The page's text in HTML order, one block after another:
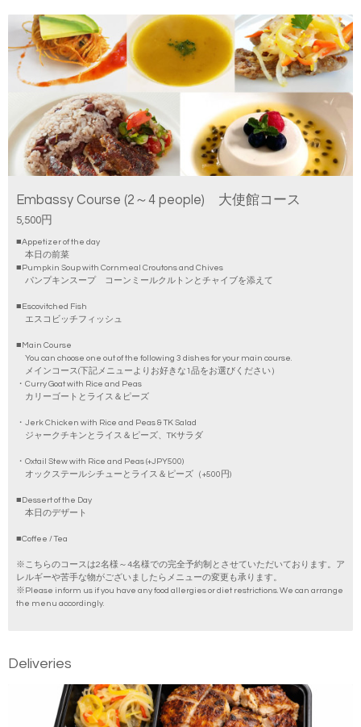
Embassy Course (2～4 people) 大使館コース
5,500円
■Appetizer of the day
本日の前菜
■Pumpkin Soup with Cornmeal Croutons and Chives
パンプキンスープ コーンミールクルトンとチャイブを添えて
■Escovitched Fish
エスコビッチフィッシュ
■Main Course
You can choose one out of the following 3 dishes for your main course.
メインコース(下記メニューよりお好きな1品をお選びください）
・Curry Goat with Rice and Peas
カリーゴートとライス＆ピーズ
・Jerk Chicken with Rice and Peas & TK Salad
ジャークチキンとライス＆ピーズ、TKサラダ
・Oxtail Stew with Rice and Peas (+JPY500)
オックステールシチューとライス＆ピーズ（+500円)
■Dessert of the Day
本日のデザート
■Coffee / Tea
※こちらのコースは2名様～4名様での完全予約制とさせていただいております。ア
レルギーや苦手な物がございましたらメニューの変更も承ります。
※Please inform us if you have any food allergies or diet restrictions. We can arrange
the menu accordingly.
Deliveries